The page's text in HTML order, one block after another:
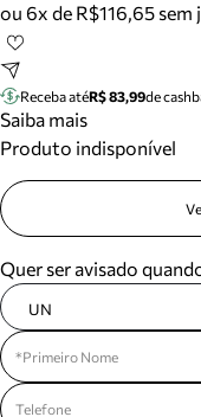
Mule
Tire dúvidas
Meus pedidos
Acompanhe
ou 6x de R$116,65 sem
Receba atéR$ 83,99de
Saiba mais
Produto indisponível
Quer ser avisado
UN